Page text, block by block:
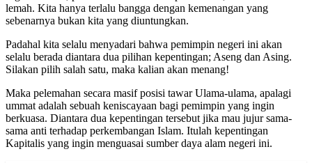
lemah. Kita hanya terlalu bangga dengan kemenangan yang
sebenarnya bukan kita yang diuntungkan.
Padahal kita selalu menyadari bahwa pemimpin negeri ini akan
selalu berada diantara dua pilihan kepentingan; Aseng dan Asing.
Silakan pilih salah satu, maka kalian akan menang!
Maka pelemahan secara masif posisi tawar Ulama-ulama, apalagi
ummat adalah sebuah keniscayaan bagi pemimpin yang ingin
berkuasa. Diantara dua kepentingan tersebut jika mau jujur sama-
sama anti terhadap perkembangan Islam. Itulah kepentingan
Kapitalis yang ingin menguasai sumber daya alam negeri ini.